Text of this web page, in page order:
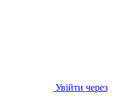
Увійти через